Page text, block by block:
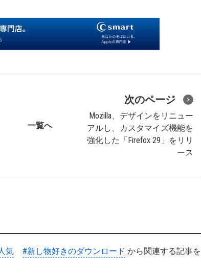
一覧へ
次のページ
Mozilla、デザインをリニュー
アルし、カスタマイズ機能を
強化した「Firefox 29」をリリ
ース
気 #新し物好きのダウンロード から関連する記事を